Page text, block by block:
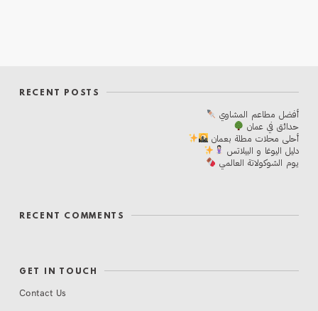
RECENT POSTS
أفضل مطاعم المشاوي
حدائق في عمان
أحلی محلات مطلة بعمان
دليل اليوغا و البيلاتس
يوم الشوكولاتة العالمي
RECENT COMMENTS
GET IN TOUCH
Contact Us